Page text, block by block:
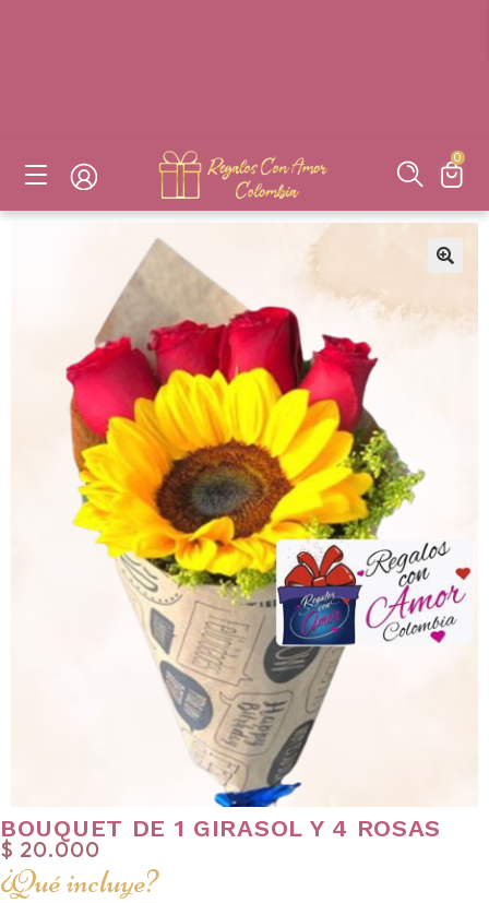
0
BOUQUET DE 1 GIRASOL Y 4 ROSAS
$ 20.000
¿Qué incluye?